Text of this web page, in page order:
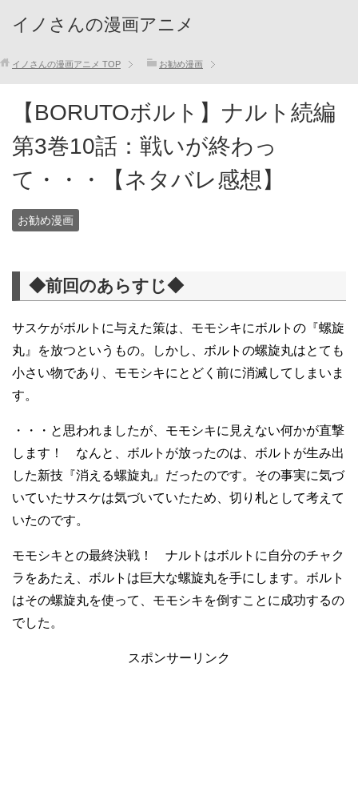
イノさんの漫画アニメ
イノさんの漫画アニメ TOP お勧め漫画
【BORUTOボルト】ナルト続編
第3巻10話：戦いが終わっ
て・・・【ネタバレ感想】
お勧め漫画
◆前回のあらすじ◆
サスケがボルトに与えた策は、モモシキにボルトの『螺旋
丸』を放つというもの。しかし、ボルトの螺旋丸はとても
小さい物であり、モモシキにとどく前に消滅してしまいま
す。
・・・と思われましたが、モモシキに見えない何かが直撃
します！ なんと、ボルトが放ったのは、ボルトが生み出
した新技『消える螺旋丸』だったのです。その事実に気づ
いていたサスケは気づいていたため、切り札として考えて
いたのです。
モモシキとの最終決戦！ ナルトはボルトに自分のチャク
ラをあたえ、ボルトは巨大な螺旋丸を手にします。ボルト
はその螺旋丸を使って、モモシキを倒すことに成功するの
でした。
スポンサーリンク